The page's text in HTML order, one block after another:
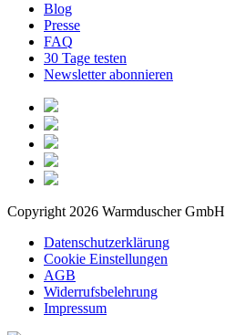
Blog
Presse
FAQ
30 Tage testen
Newsletter abonnieren
Copyright 2026 Warmduscher GmbH
Datenschutzerklärung
Cookie Einstellungen
AGB
Widerrufsbelehrung
Impressum